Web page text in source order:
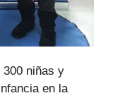
niñas y
en la